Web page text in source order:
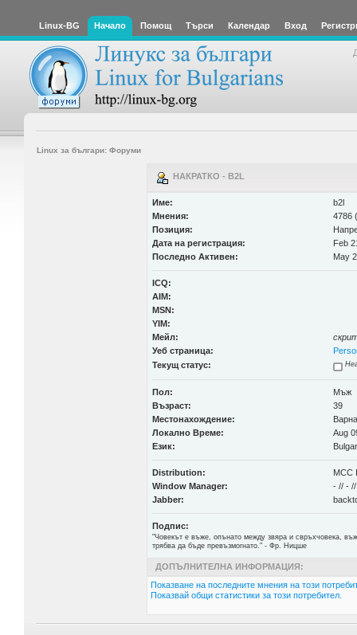
Linux-BG Начало Помощ Търси Календар Вход
Linux за българи: Форуми
НАКРАТКО - B2L
Име:
b2l
Мнения:
4786
Позиция:
Дата на регистрация:
Feb
Последно Активен:
May
ICQ:
AIM:
MSN:
YIM:
Мейл:
Уеб страница:
Текущ статус:
Пол:
Мъж
Възраст:
39
Местонахождение:
Варна
Локално Време:
Aug
Език:
Distribution:
MCC
Window Manager:
- // -
Jabber:
Подпис:
"Човекът е въже, опънато между звяра и свръхчовека,
трябва да бъде превъзмогнато." - Фр. Ницше
ДОПЪЛНИТЕЛНА ИНФОРМАЦИЯ:
Показване на последните мнения на този
Показвай общи статистики за този потребител.